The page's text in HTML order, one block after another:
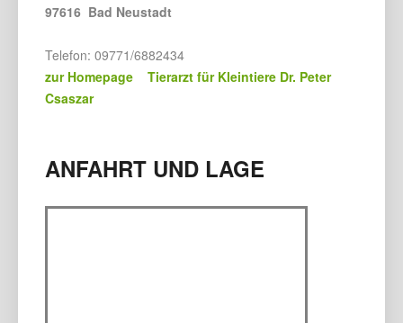
97616 Bad Neustadt
Telefon: 09771/6882434
zur Homepage Tierarzt für Kleintiere Dr. Peter
Csaszar
ANFAHRT UND LAGE